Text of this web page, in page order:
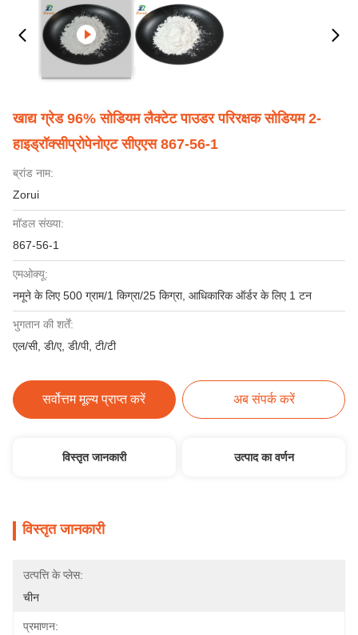
खाद्य ग्रेड 96% सोडियम लैक्टेट पाउडर परिरक्षक सोडियम 2-
हाइड्रॉक्सीप्रोपेनोएट सीएएस 867-56-1
ब्रांड नाम:
Zorui
मॉडल संख्या:
867-56-1
एमओक्यू:
नमूने के लिए 500 ग्राम/1 किग्रा/25 किग्रा, आधिकारिक ऑर्डर के लिए 1 टन
भुगतान की शर्तें:
एल/सी, डी/ए, डी/पी, टी/टी
सर्वोत्तम मूल्य प्राप्त करें अब संपर्क करें
विस्तृत जानकारी उत्पाद का वर्णन
विस्तृत जानकारी
उत्पत्ति के प्लेस:
चीन
प्रमाणन: